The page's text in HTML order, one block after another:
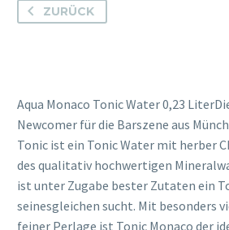
ZURÜCK
Aqua Monaco Tonic Water 0,23
Newcomer für die Barszene aus
Tonic ist ein Tonic Water mit herber
des qualitativ hochwertigen
ist unter Zugabe bester Zutaten ein
seinesgleichen sucht. Mit besonders
feiner Perlage ist Tonic Monaco der